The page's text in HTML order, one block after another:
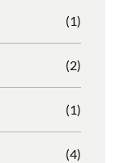
(1)
(2)
(1)
(4)